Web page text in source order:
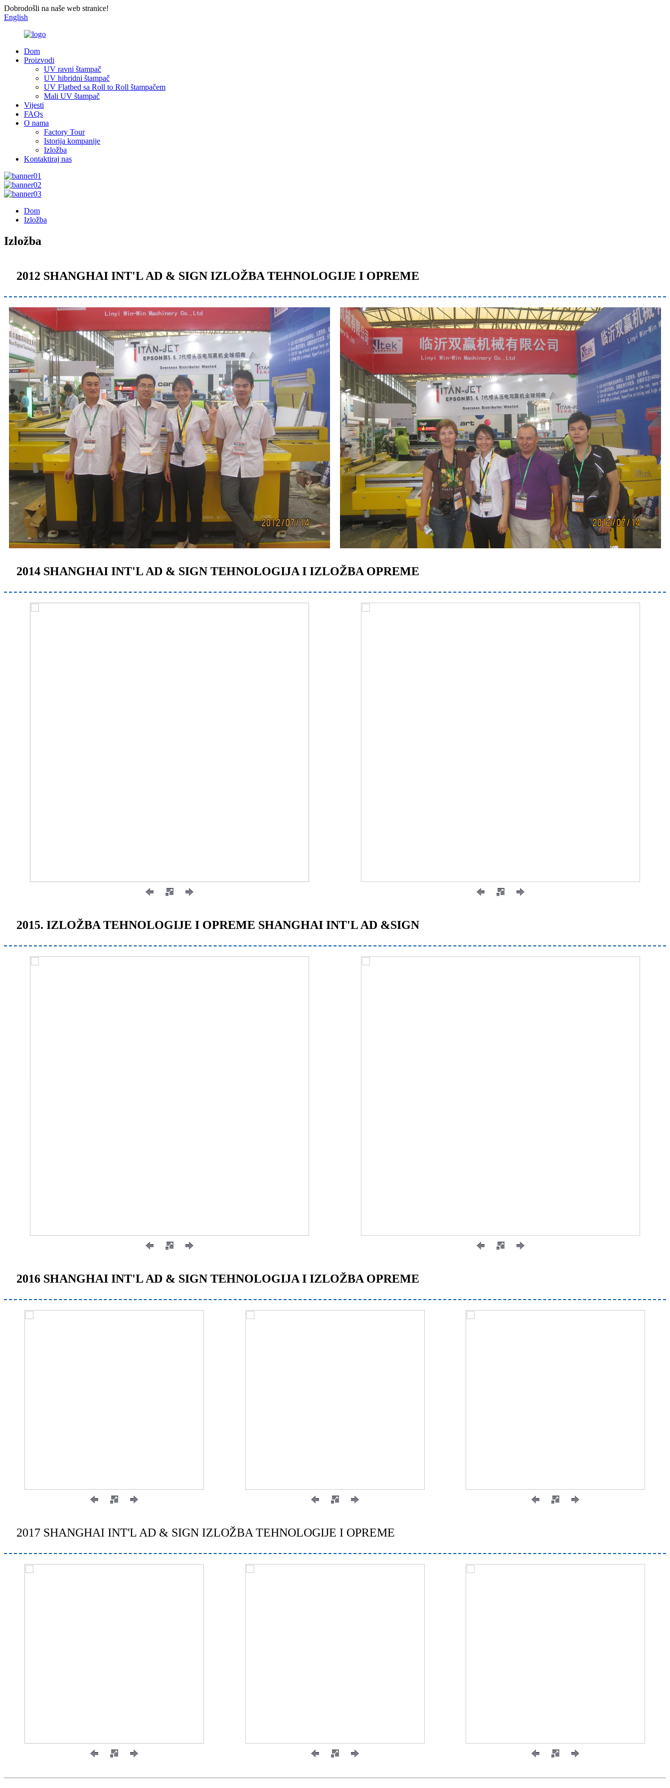
Dobrodošli na naše web stranice!
English
Dom
Proizvodi
UV ravni štampač
UV hibridni štampač
UV Flatbed sa Roll to Roll štampačem
Mali UV štampač
Vijesti
FAQs
O nama
Factory Tour
Istorija kompanije
Izložba
Kontaktiraj nas
Dom
Izložba
Izložba
2012 SHANGHAI INT'L AD & SIGN IZLOŽBA TEHNOLOGIJE I OPREME
2014 SHANGHAI INT'L AD & SIGN TEHNOLOGIJA I IZLOŽBA OPREME
2015. IZLOŽBA TEHNOLOGIJE I OPREME SHANGHAI INT'L AD &SIGN
2016 SHANGHAI INT'L AD & SIGN TEHNOLOGIJA I IZLOŽBA OPREME
2017 SHANGHAI INT'L AD & SIGN IZLOŽBA TEHNOLOGIJE I OPREME